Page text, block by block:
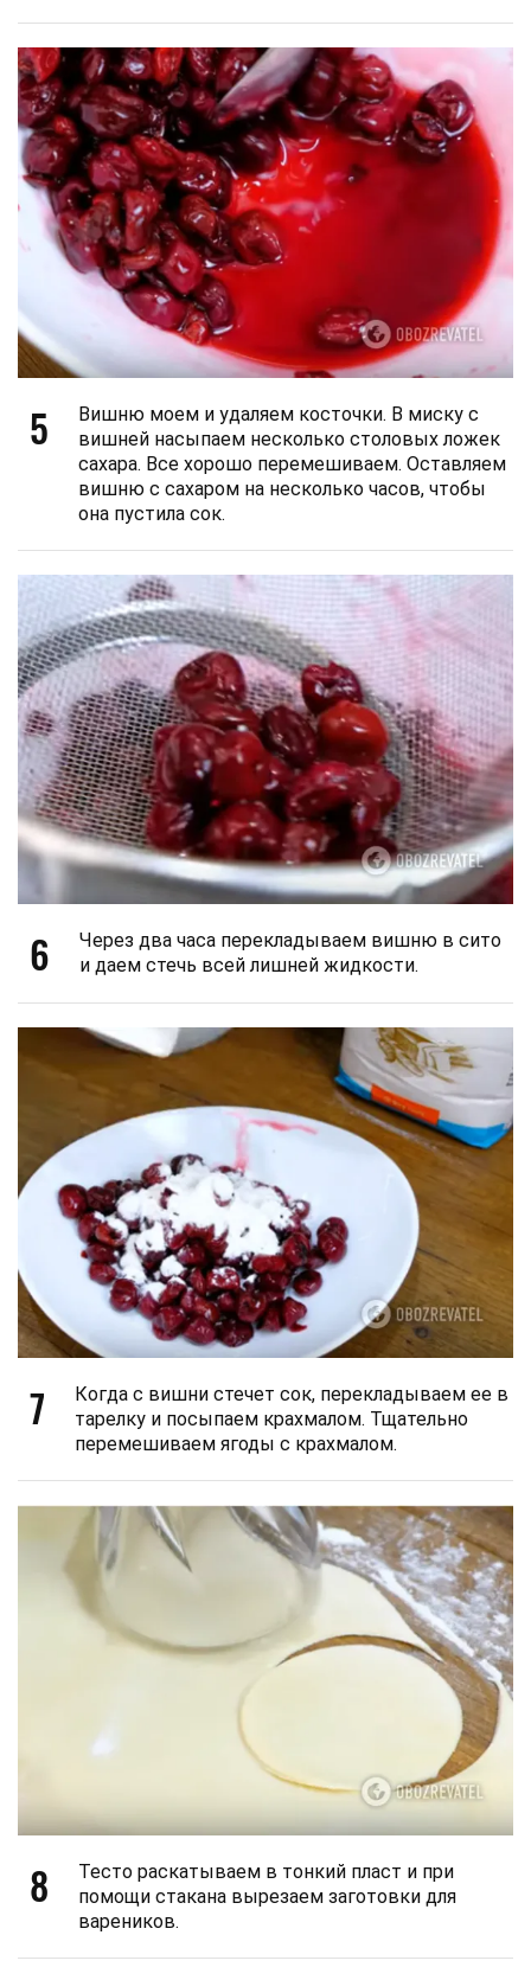
5
Вишню моем и удаляем косточки. В миску с
вишней насыпаем несколько столовых ложек
сахара. Все хорошо перемешиваем. Оставляем
вишню с сахаром на несколько часов, чтобы
она пустила сок.
6
Через два часа перекладываем вишню в сито
и даем стечь всей лишней жидкости.
7
Когда с вишни стечет сок, перекладываем ее в
тарелку и посыпаем крахмалом. Тщательно
перемешиваем ягоды с крахмалом.
8
Тесто раскатываем в тонкий пласт и при
помощи стакана вырезаем заготовки для
вареников.